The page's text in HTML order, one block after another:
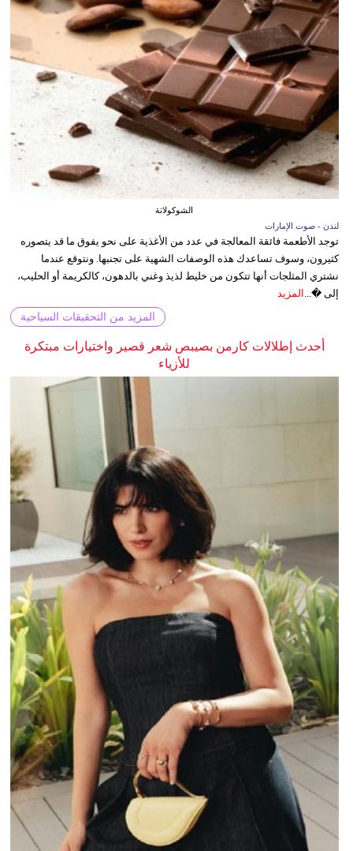
الشوكولاتة
لندن - صوت الإمارات
توجد الأطعمة فائقة المعالجة في عدد من الأغذية على نحو يفوق ما قد يتصوره
كثيرون، وسوف تساعدك هذه الوصفات الشهية على تجنبها. ونتوقع عندما
نشتري المثلجات أنها تتكون من خليط لذيذ وغني بالدهون، كالكريمة أو الحليب،
إلى �... المزيد
المزيد من التحقيقات السياحية
أحدث إطلالات كارمن بصيبص شعر قصير واختيارات مبتكرة
للأزياء